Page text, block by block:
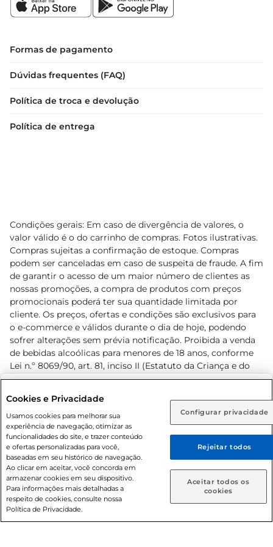
Rio de Janeiro (RJ) Goiás (GO)
Ou
Caso queira comprar online, informe como deseja receber
suas compras:
Entrega em casa Retire em Loja
Formas de pagamento
Dúvidas frequentes (FAQ)
Política de troca e devolução
Política de entrega
Condições gerais: Em caso de divergência de valores, o
valor válido é o do carrinho de compras. Fotos ilustrativas.
Compras sujeitas a confirmação de estoque. Compras
podem ser canceladas em caso de suspeita de fraude. A fim
de garantir o acesso de um maior número de clientes as
nossas promoções, a compra de produtos com preços
promocionais poderá ter sua quantidade limitada por
cliente. Os preços, ofertas e condições são exclusivos para
o e-commerce e válidos durante o dia de hoje, podendo
sofrer alterações sem prévia notificação. Proibida a venda
de bebidas alcoólicas para menores de 18 anos, conforme
Lei n.º 8069/90, art. 81, inciso II (Estatuto da Criança e do
Adolescente). Preços e condições exclusivos para o
prévio. O valor mínimo para as compras on-line é de R$
80,00.
© 2026 Copyright. Todos os direitos
reservados Prezunic.
Cookies e Privacidade
Usamos cookies para melhorar sua
experiência de navegação, otimizar as
funcionalidades do site, e trazer conteúdo
e ofertas personalizadas para você,
baseadas em seu histórico de navegação.
Ao clicar em aceitar, você concorda em
armazenar cookies em seu dispositivo.
Para informações mais detalhadas a
respeito de cookies, consulte nossa
Política de Privacidade.
Configurar privacidade
Rejeitar todos
Aceitar todos os
cookies